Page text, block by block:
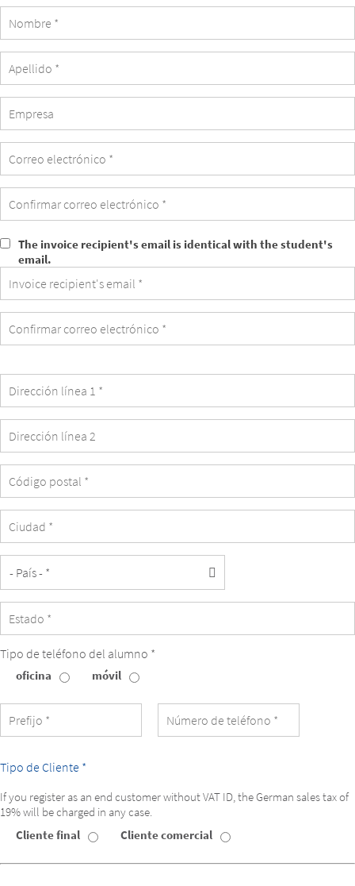
The
invoice
recipient's
email
identical
student's
email.
The invoice recipient's email is identical with the student's
email.
Tipo de teléfono del alumno *
Tipo
teléfono
del
alumno
oficina móvil
Tipo de Cliente *
If you register as an end customer without VAT ID, the German sales tax of
19% will be charged in any case.
Tipo
Cliente
Cliente final Cliente comercial